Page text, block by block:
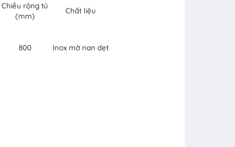
Chiều rộng tủ
(mm)
Chất liệu
800 Inox mờ nan dẹt